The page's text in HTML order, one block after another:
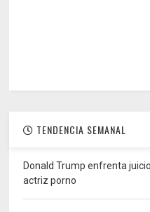
TENDENCIA SEMANAL
Donald Trump enfrenta
actriz porno